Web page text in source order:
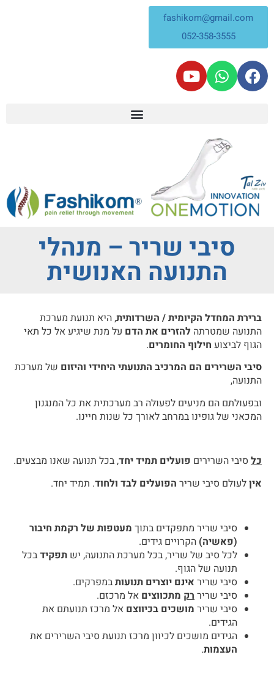
fashikom@gmail.com
052-358-3555
סיבי שריר – מנהלי
התנועה האנושית
ברירת המחדל הקיומית / השרדותית, היא תנועת מערכת
התנועה שמטרתה להזרים את הדם על מנת שיגיע אל כל תאי
הגוף לביצוע חילוף החומרים.
סיבי השרירים הם המרכיב התנועתי היחידי והיזום של מערכת
התנועה,
ובפעולתם הם מניעים לפעולה רב מערכתית את כל המנגנון
המכאני של גופינו במרחב לאורך כל שנות חיינו.
כל סיבי השרירים פועלים תמיד יחד, בכל תנועה שאנו מבצעים.
איןלעולם סיבי שריר הפועלים לבד ולחוד. תמיד יחד.
סיבי שריר מתפקדים בתוך מעטפות של רקמת חיבור
(פאשיה) הקרויים גידים.
לכל סיב של שריר, בכל מערכת התנועה, יש תפקידבכל
תנועה של הגוף.
סיבי שריר אינם יוצרים תנועותבמפרקים.
סיבי שריר רק מתכווצים אל מרכזם.
סיבי שריר מושכים בכיווצם אל מרכז תנועתם את
הגידים.
הגידים מושכים לכיוון מרכז תנועת סיבי השרירים את
העצמות.